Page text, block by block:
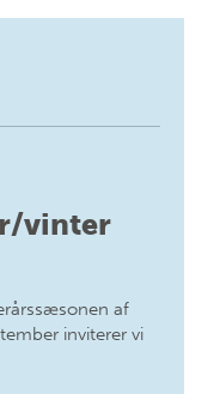
vinter
af
inviterer vi